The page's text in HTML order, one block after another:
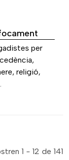
per
religió,
1 - 12 de 141